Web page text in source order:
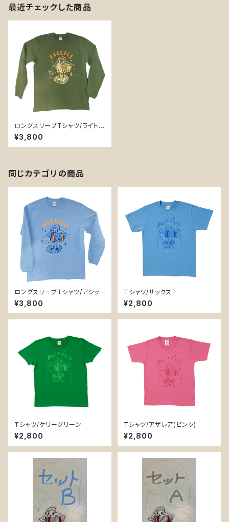
最近チェックした商品
ロングスリーブTシャツ/ライトオ
リーブ 5,6オンス L、XLサ
イズ
¥3,800
同じカテゴリの商品
ロングスリーブTシャツ/アシッド
ブルー 5,6オンス L、XLサイ
ズ
¥3,800
Tシャツ/サックス
¥2,800
Tシャツ/ケリーグリーン
¥2,800
Tシャツ/アザレア(ピンク)
¥2,800